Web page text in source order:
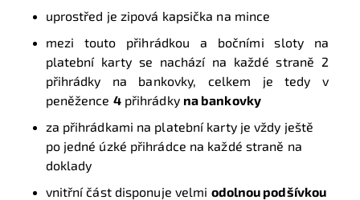
uprostřed je zipová kapsička na mince
mezi touto přihrádkou a bočními sloty na
platební karty se nachází na každé straně 2
přihrádky na bankovky, celkem je tedy v
peněžence 4přihrádky na bankovky
za přihrádkami na platební karty je vždy ještě
po jedné úzké přihrádce na každé straně na
doklady
vnitřní část disponuje velmi odolnou podšívkou